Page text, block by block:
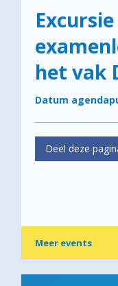
het vak
Datum
Meer events